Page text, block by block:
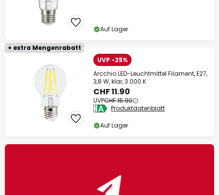
Auf Lager
+ extra Mengenrabatt
UVP -25%
Arcchio LED-Leuchtmittel Filament, E27,
3,8 W, klar, 3.000 K
CHF 11.90
UVPCHF 15.90
Produktdatenblatt
Auf Lager